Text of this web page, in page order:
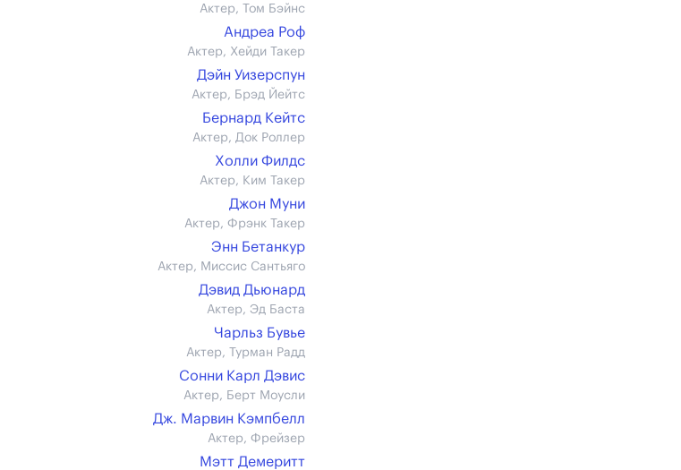
Актер, Том Бэйнс
Андреа Роф
Актер, Хейди Такер
Дэйн Уизерспун
Актер, Брэд Йейтс
Бернард Кейтс
Актер, Док Роллер
Холли Филдс
Актер, Ким Такер
Джон Муни
Актер, Фрэнк Такер
Энн Бетанкур
Актер, Миссис Сантьяго
Дэвид Дьюнард
Актер, Эд Баста
Чарльз Бувье
Актер, Турман Радд
Сонни Карл Дэвис
Актер, Берт Моусли
Дж. Марвин Кэмпбелл
Актер, Фрейзер
Мэтт Демеритт